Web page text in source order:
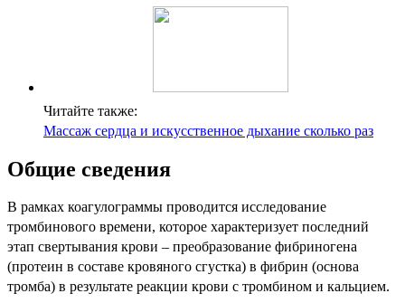
Читайте также:
Массаж сердца и искусственное дыхание сколько раз
Общие сведения
В рамках коагулограммы проводится исследование
тромбинового времени, которое характеризует последний
этап свертывания крови – преобразование фибриногена
(протеин в составе кровяного сгустка) в фибрин (основа
тромба) в результате реакции крови с тромбином и кальцием.